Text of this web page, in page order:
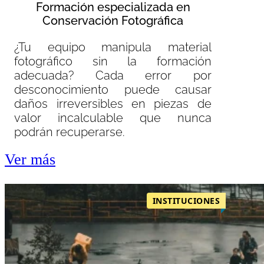
Formación especializada en
Conservación Fotográfica
¿Tu equipo manipula material
fotográfico sin la formación
adecuada? Cada error por
desconocimiento puede causar
daños irreversibles en piezas de
valor incalculable que nunca
podrán recuperarse.
Ver más
INSTITUCIONES